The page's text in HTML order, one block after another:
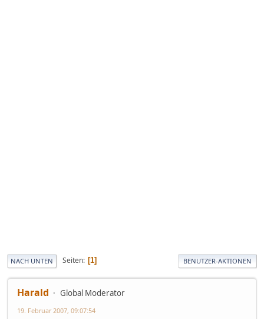
NACH UNTEN Seiten 1 BENUTZER-AKTIONEN
Harald Global Moderator
19. Februar 2007, 09:07:54